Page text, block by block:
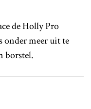
de Holly Pro
onder meer uit te
borstel.